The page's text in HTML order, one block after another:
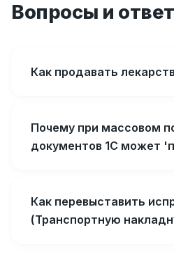
Вопросы и
Как продавать
Почему при массовом
документов 1С может
Как перевыставить
(Транспортную